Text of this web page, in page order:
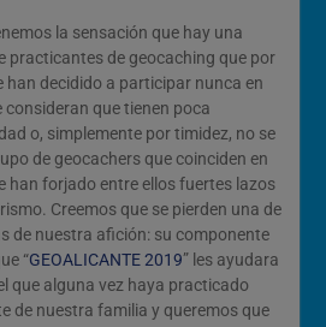
la sensación que hay una
practicantes de geocaching que por
decidido a participar nunca en
consideran que tienen poca
o, simplemente por timidez, no se
de geocachers que coinciden en
han forjado entre ellos fuertes lazos
Creemos que se pierden una de
de nuestra afición: su componente
“GEOALICANTE 2019” les ayudara
que alguna vez haya practicado
de nuestra familia y queremos que